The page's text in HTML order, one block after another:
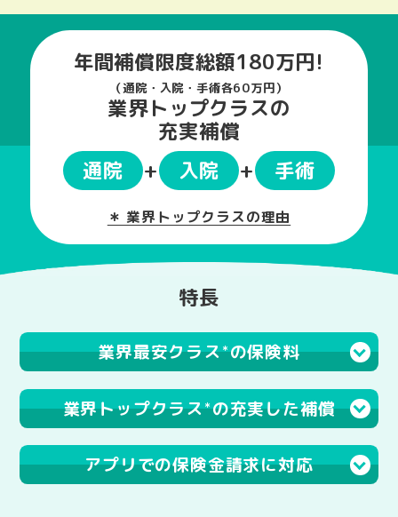
年間補償限度総額180万円!
（通院・入院・手術各60万円）
業界トップクラスの
充実補償
通院
+ 入院 + 手術
＊ 業界トップクラスの理由
特長
業界最安クラス＊ の保険料
業界トップクラス＊ の充実した補償
アプリでの保険金請求に対応